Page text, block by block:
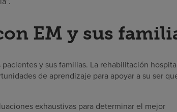
EM y sus
y sus familias. La rehabilitación
de aprendizaje para apoyar a su ser
exhaustivas para determinar el mejor